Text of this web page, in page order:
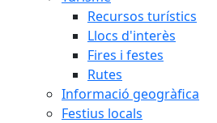
Recursos turístics
Llocs d'interès
Fires i festes
Rutes
Informació geogràfica
Festius locals